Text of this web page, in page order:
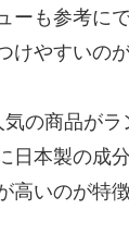
ーも参考に
けやすいの
の商品が
日本製の成
いのが特徴